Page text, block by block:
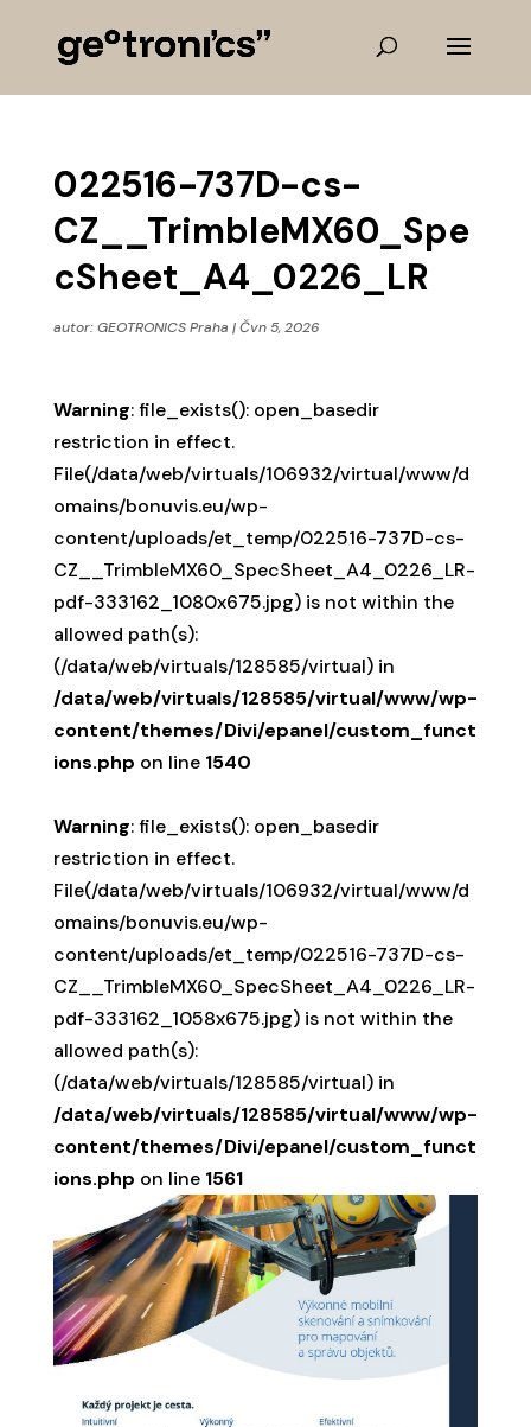
022516-737D-cs-
CZ__TrimbleMX60_Spe
cSheet_A4_0226_LR
autor:GEOTRONICS Praha |Čvn 5, 2026
Warning: file_exists(): open_basedir
restriction in effect.
File(/data/web/virtuals/106932/virtual/www/d
omains/bonuvis.eu/wp-
content/uploads/et_temp/022516-737D-cs-
CZ__TrimbleMX60_SpecSheet_A4_0226_LR-
pdf-333162_1080x675.jpg) is not within the
allowed path(s):
(/data/web/virtuals/128585/virtual) in
/data/web/virtuals/128585/virtual/www/wp-
content/themes/Divi/epanel/custom_funct
ions.php on line 1540
Warning: file_exists(): open_basedir
restriction in effect.
File(/data/web/virtuals/106932/virtual/www/d
omains/bonuvis.eu/wp-
content/uploads/et_temp/022516-737D-cs-
CZ__TrimbleMX60_SpecSheet_A4_0226_LR-
pdf-333162_1058x675.jpg) is not within the
allowed path(s):
(/data/web/virtuals/128585/virtual) in
/data/web/virtuals/128585/virtual/www/wp-
content/themes/Divi/epanel/custom_funct
ions.php on line 1561